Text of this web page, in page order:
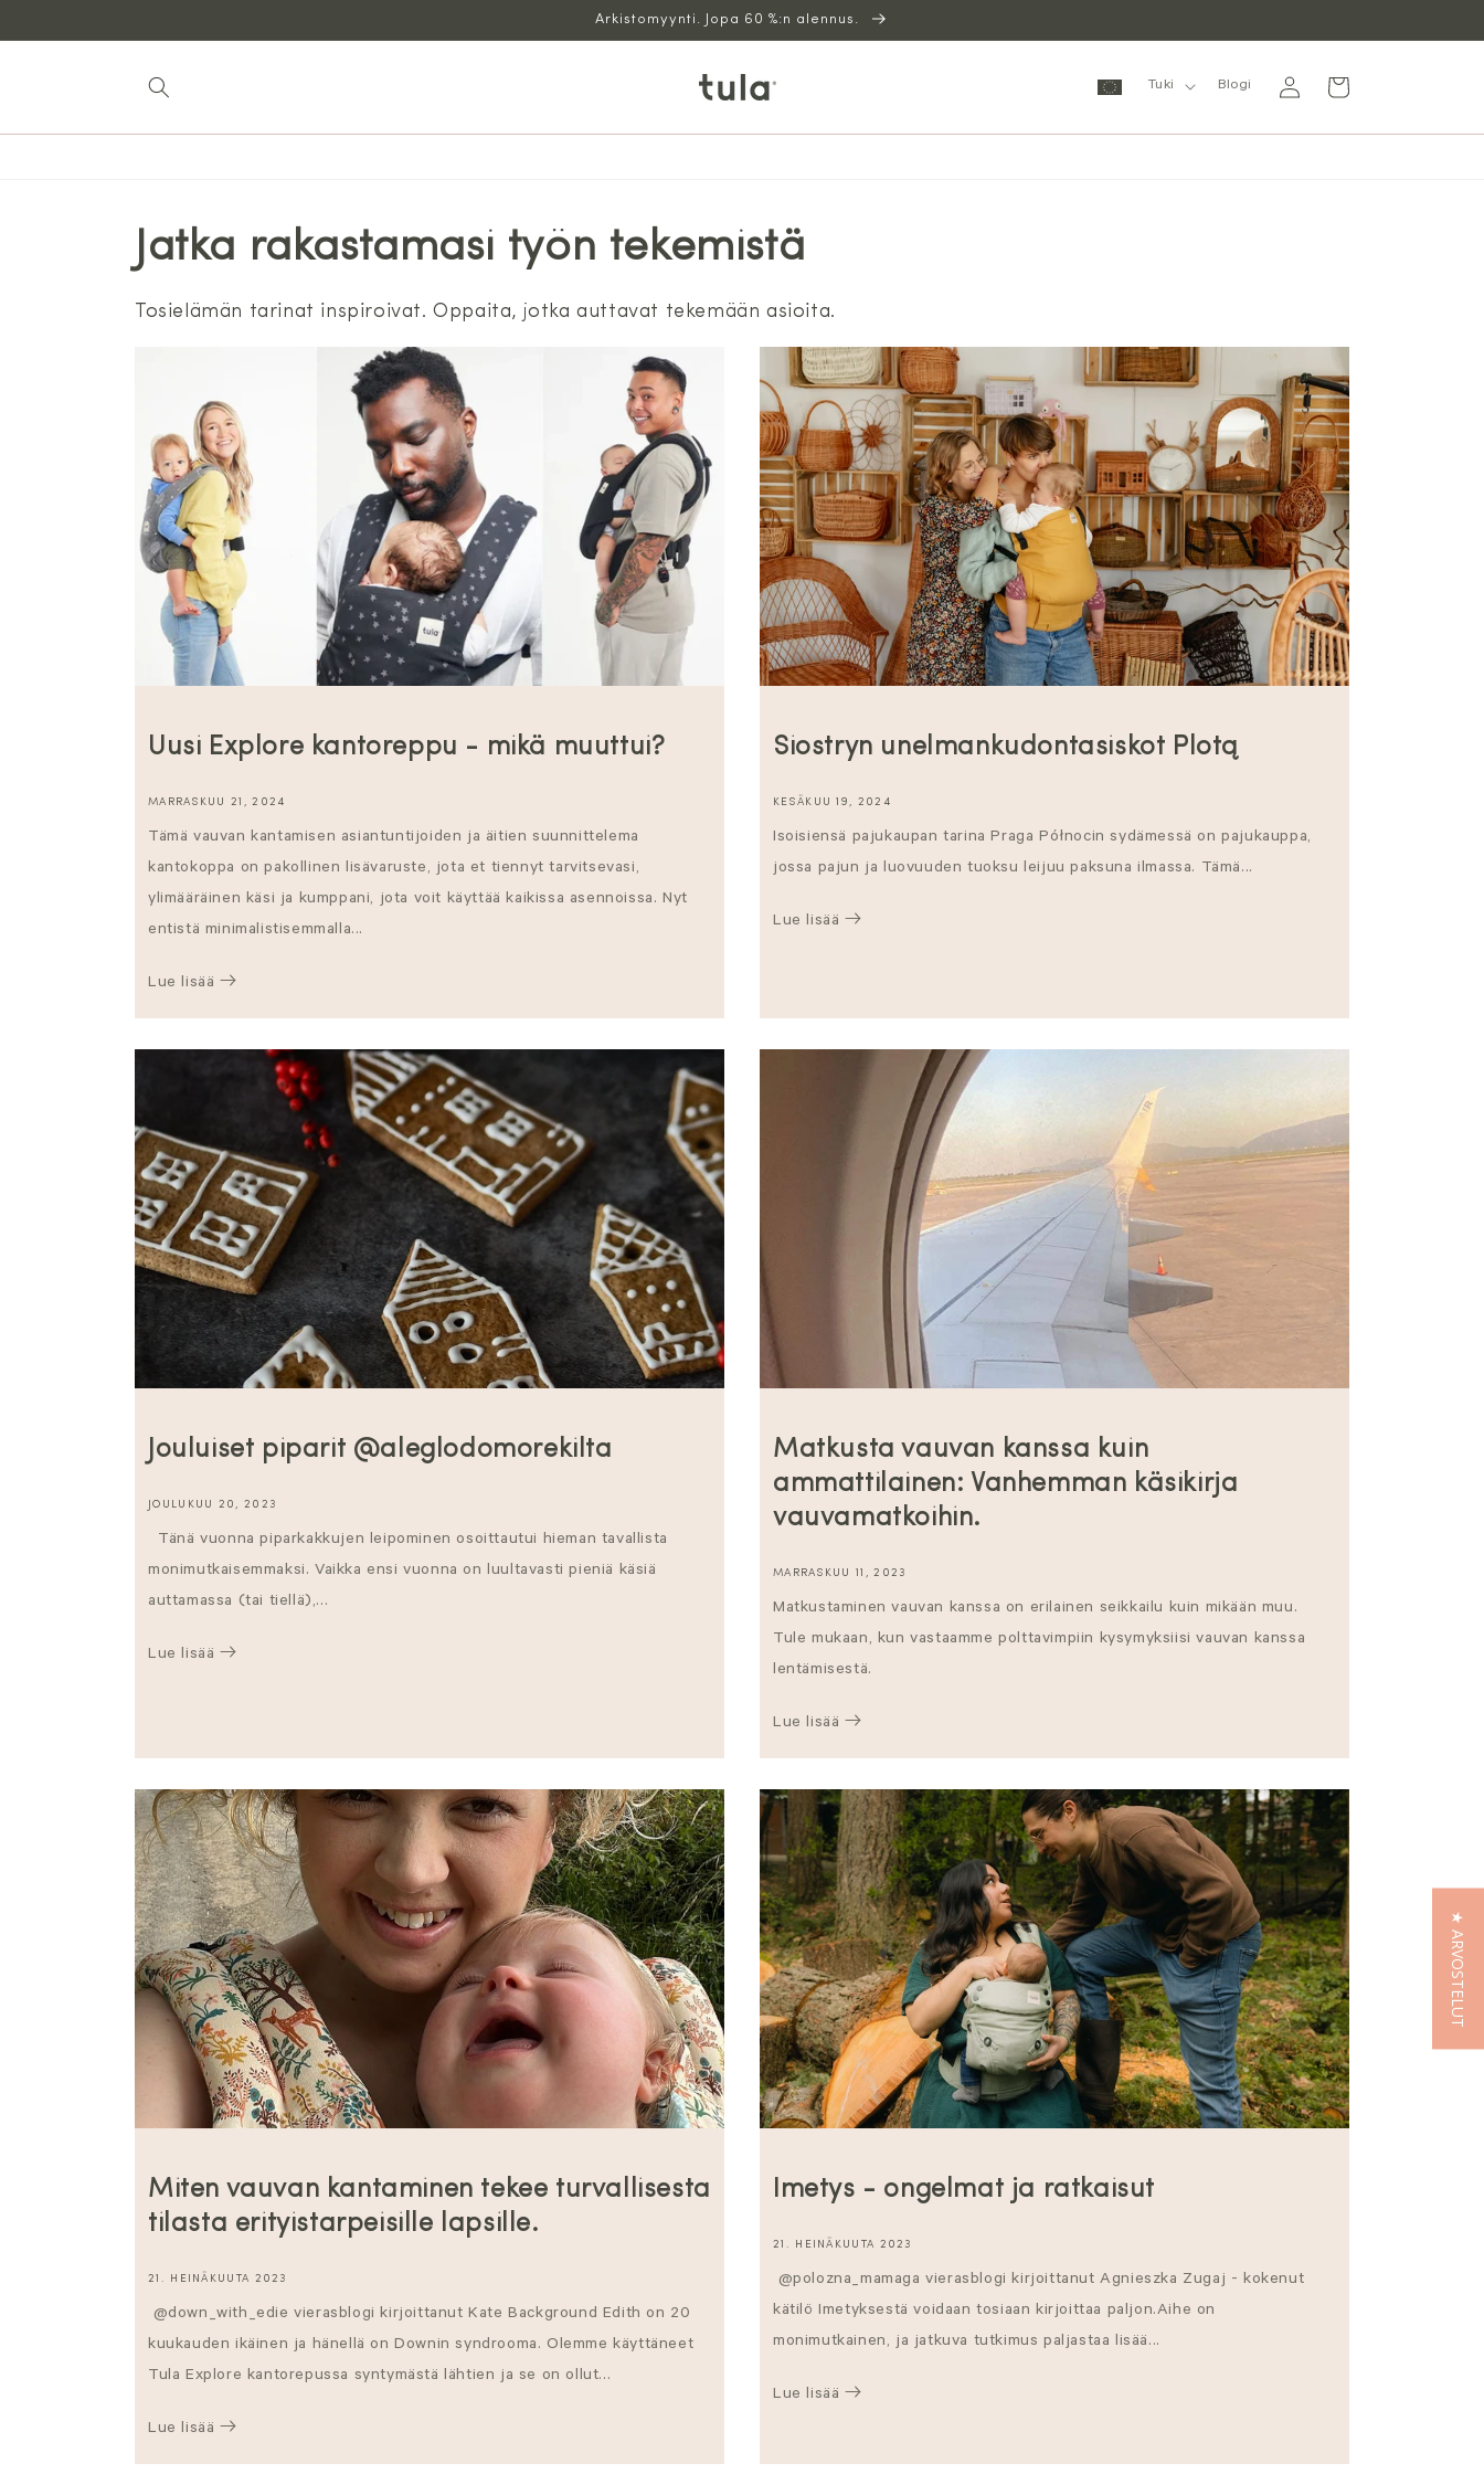
sisältöön
Arkistomyynti. Jopa 60 %:n alennus.
Tuki Blogi
sisään
Ostoskori
Jatka rakastamasi työn tekemistä
Tosielämän tarinat inspiroivat. Oppaita, jotka auttavat tekemään asioita.
Uusi Explore kantoreppu - mikä muuttui?
MARRASKUU 21, 2024
Tämä vauvan kantamisen asiantuntijoiden ja äitien suunnittelema
kantokoppa on pakollinen lisävaruste, jota et tiennyt tarvitsevasi,
ylimääräinen käsi ja kumppani, jota voit käyttää kaikissa asennoissa. Nyt
entistä minimalistisemmalla...
Lue lisää
Siostryn unelmankudontasiskot Plotą
KESÄKUU 19, 2024
Isoisiensä pajukaupan tarina Praga Północin sydämessä on pajukauppa,
jossa pajun ja luovuuden tuoksu leijuu paksuna ilmassa. Tämä...
Lue lisää
Jouluiset piparit @aleglodomorekilta
JOULUKUU 20, 2023
Tänä vuonna piparkakkujen leipominen osoittautui hieman tavallista
monimutkaisemmaksi. Vaikka ensi vuonna on luultavasti pieniä käsiä
auttamassa (tai tiellä),...
Lue lisää
Matkusta vauvan kanssa kuin
ammattilainen: Vanhemman käsikirja
vauvamatkoihin.
MARRASKUU 11, 2023
Matkustaminen vauvan kanssa on erilainen seikkailu kuin mikään muu.
Tule mukaan, kun vastaamme polttavimpiin kysymyksiisi vauvan kanssa
lentämisestä.
Lue lisää
Miten vauvan kantaminen tekee turvallisesta
tilasta erityistarpeisille lapsille.
21. HEINÄKUUTA 2023
@down_with_edie vierasblogi kirjoittanut Kate Background Edith on 20
kuukauden ikäinen ja hänellä on Downin syndrooma. Olemme käyttäneet
Tula Explore kantorepussa syntymästä lähtien ja se on ollut...
Lue lisää
Imetys - ongelmat ja ratkaisut
21. HEINÄKUUTA 2023
@polozna_mamaga vierasblogi kirjoittanut Agnieszka Zugaj - kokenut
kätilö Imetyksestä voidaan tosiaan kirjoittaa paljon.Aihe on
monimutkainen, ja jatkuva tutkimus paljastaa lisää...
Lue lisää
★ ARVOSTELUT